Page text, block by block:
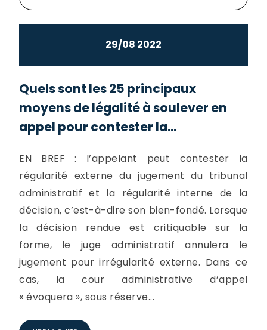
29/08 2022
Quels sont les 25 principaux
moyens de légalité à soulever en
appel pour contester la...
EN BREF : l’appelant peut contester la
régularité externe du jugement du tribunal
administratif et la régularité interne de la
décision, c’est-à-dire son bien-fondé. Lorsque
la décision rendue est critiquable sur la
forme, le juge administratif annulera le
jugement pour irrégularité externe. Dans ce
cas, la cour administrative d’appel
« évoquera », sous réserve...